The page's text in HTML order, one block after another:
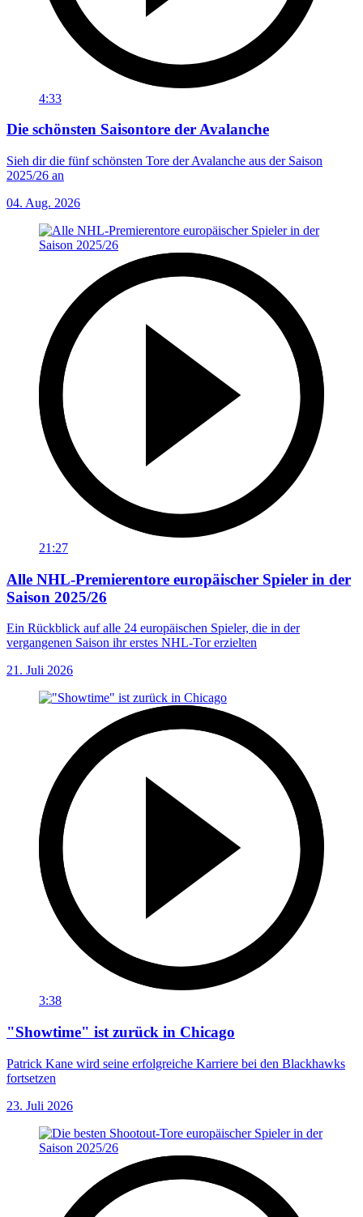
4:33
Die schönsten Saisontore der Avalanche
Sieh dir die fünf schönsten Tore der Avalanche aus der Saison
2025/26 an
04. Aug. 2026
21:27
Alle NHL-Premierentore europäischer Spieler in der
Saison 2025/26
Ein Rückblick auf alle 24 europäischen Spieler, die in der
vergangenen Saison ihr erstes NHL-Tor erzielten
21. Juli 2026
3:38
"Showtime" ist zurück in Chicago
Patrick Kane wird seine erfolgreiche Karriere bei den Blackhawks
fortsetzen
23. Juli 2026